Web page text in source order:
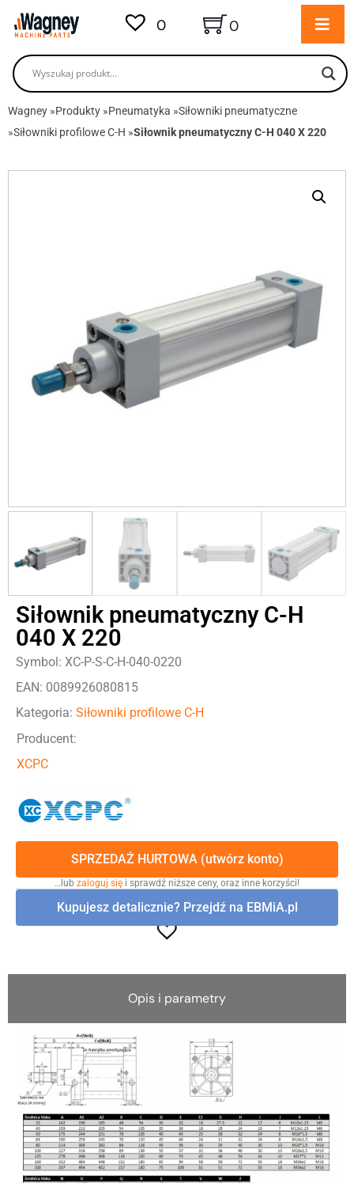
0 0
Wagney »Produkty »Pneumatyka »Siłowniki pneumatyczne
»Siłowniki profilowe C-H »Siłownik pneumatyczny C-H 040 X 220
Siłownik pneumatyczny C-H
040 X 220
Symbol: XC-P-S-C-H-040-0220
EAN: 0089926080815
Kategoria: Siłowniki profilowe C-H
Producent:
XCPC
SPRZEDAŻ HURTOWA (utwórz konto)
…lub zaloguj się i sprawdź niższe ceny, oraz inne korzyści!
Kupujesz detalicznie? Przejdź na EBMiA.pl
Opis i parametry